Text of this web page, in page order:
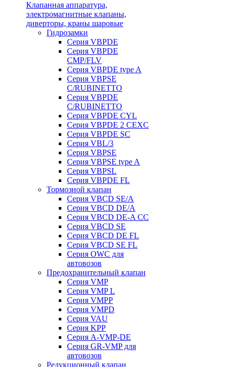
Клапанная аппаратура,
электромагнитные клапаны,
диверторы, краны шаровые
Гидрозамки
Серия VBPDE
Серия VBPDE
CMP/FLV
Серия VBPDE type A
Серия VBPSE
C/RUBINETTO
Серия VBPDE
C/RUBINETTO
Серия VBPDE CYL
Серия VBPDE 2 CEXC
Серия VBPDE SC
Серия VBL/3
Серия VBPSE
Серия VBPSE type A
Серия VBPSL
Серия VBPDE FL
Тормозной клапан
Серия VBCD SE/A
Серия VBCD DE/A
Серия VBCD DE-A CC
Серия VBCD SE
Серия VBCD DE FL
Серия VBCD SE FL
Серия OWC для
автовозов
Предохранительный клапан
Серия VMP
Серия VMP L
Серия VMPP
Серия VMPD
Серия VAU
Серия KPP
Серия A-VMP-DE
Серия GR-VMP для
автовозов
Редукционный клапан